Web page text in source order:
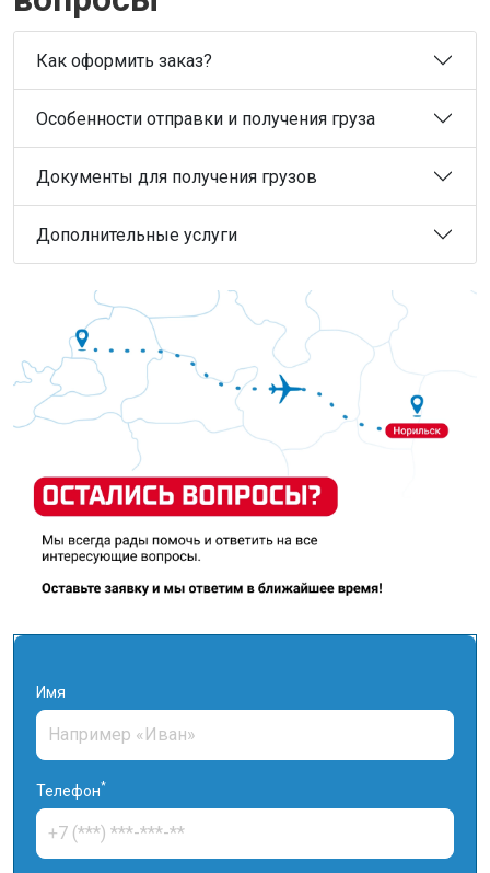
Как оформить заказ?
Особенности отправки и получения груза
Документы для получения грузов
Дополнительные услуги
Имя
Телефон*